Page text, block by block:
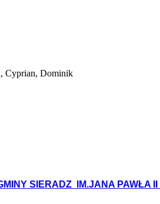
Cyprian, Dominik
SIERADZ IM.JANA